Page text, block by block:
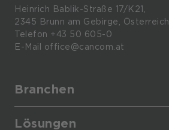
Heinrich Bablik-Straße 17/K21,
2345 Brunn am Gebirge, Österreich
Telefon +43 50 605-0
E-Mail office@cancom.at
Branchen
Lösungen